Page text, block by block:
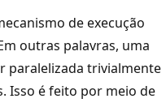
de execução
outras palavras, uma
paralelizada trivialmente
Isso é feito por meio de